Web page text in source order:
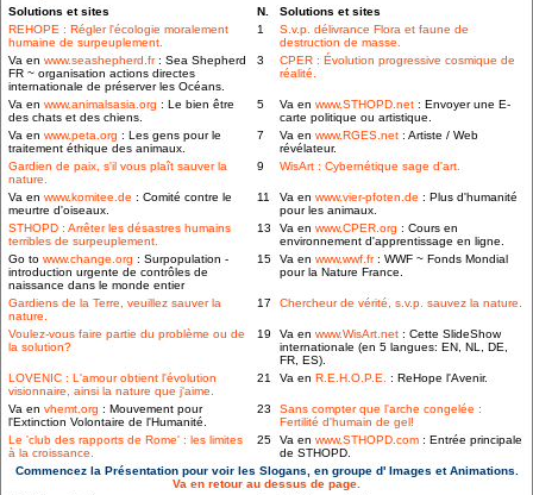
Solutions et sites N.
Solutions et sites
REHOPE : Régler l'écologie moralement
humaine de surpeuplement.
1
S.v.p. délivrance Flora et faune de
destruction de masse.
Va en www.seashepherd.fr: Sea Shepherd
FR ~ organisation actions directes
internationale de préserver les Océans.
3
CPER : Évolution progressive cosmique de
réalité.
Va en www.animalsasia.org : Le bien être
des chats et des chiens.
5 Va en www.STHOPD.net : Envoyer une E-
carte politique ou artistique.
Va en www.peta.org : Les gens pour le
traitement éthique des animaux.
7 Va en www.RGES.net : Artiste / Web
révélateur.
Gardien de paix, s'il vous plaît sauver la
nature.
9 WisArt : Cybernétique sage d'art.
Va en www.komitee.de : Comité contre le
meurtre d'oiseaux.
11 Va en www.vier-pfoten.de : Plus d'humanité
pour les animaux.
STHOPD : Arrêter les désastres humains
terribles de surpeuplement.
13 Va en www.CPER.org : Cours en
environnement d'apprentissage en ligne.
Go to www.change.org : Surpopulation -
introduction urgente de contrôles de
naissance dans le monde entier
15 Va en www.wwf.fr: WWF ~ Fonds Mondial
pour la Nature France.
Gardiens de la Terre, veuillez sauver la
nature.
17 Chercheur de vérité, s.v.p. sauvez la nature.
Voulez-vous faire partie du problème ou de
la solution?
19 Va en www.WisArt.net : Cette SlideShow
internationale (en 5 langues: EN, NL, DE,
FR, ES).
LOVENIC : L'amour obtient l'évolution
visionnaire, ainsi la nature que j'aime.
21 Va en R.E.H.O.P.E. : ReHope l'Avenir.
Va en vhemt.org : Mouvement pour
l'Extinction Volontaire de l'Humanité.
23
Sans compter que l'arche congelée :
Fertilité d'humain de gel!
Le 'club des rapports de Rome' : les limites
à la croissance.
25 Va en www.STHOPD.com : Entrée principale
de STHOPD.
Commencez la Présentation pour voir les Slogans, en groupe d' Images et Animations.
Va en retour au dessus de page.